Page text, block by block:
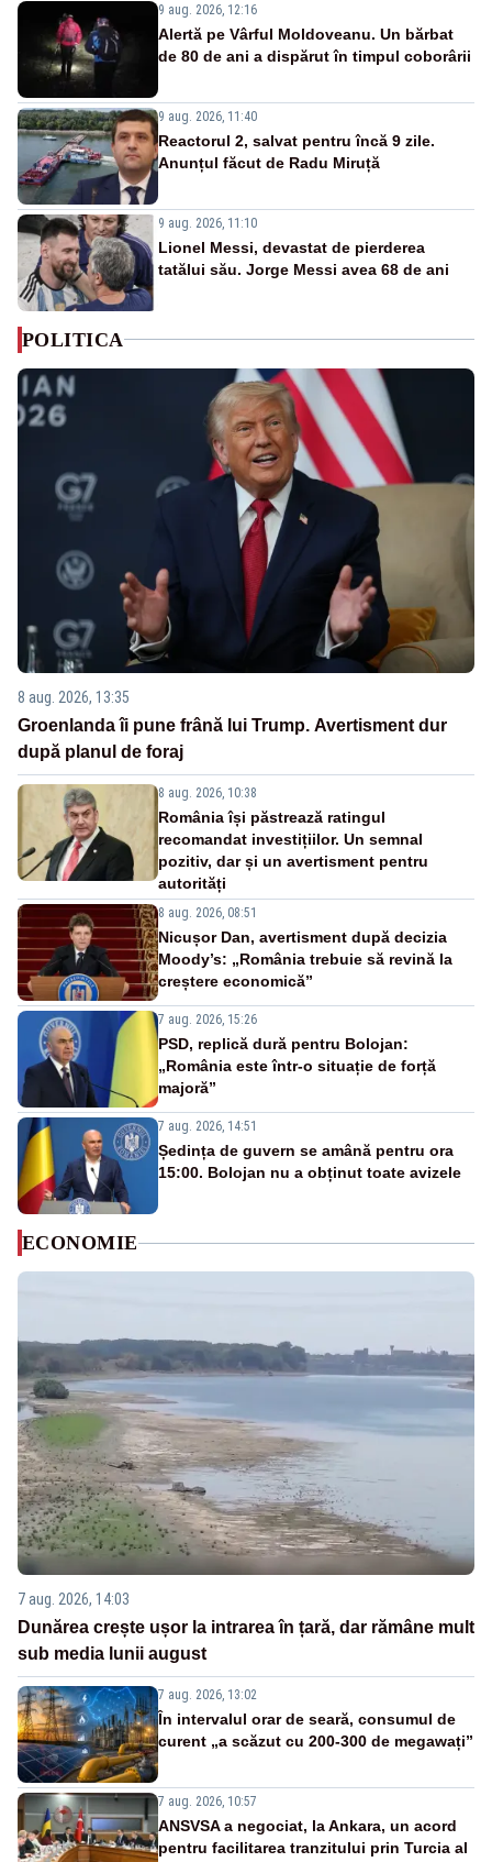
9 aug. 2026, 12:16
Alertă pe Vârful Moldoveanu. Un bărbat
de 80 de ani a dispărut în timpul coborârii
9 aug. 2026, 11:40
Reactorul 2, salvat pentru încă 9 zile.
Anunțul făcut de Radu Miruță
9 aug. 2026, 11:10
Lionel Messi, devastat de pierderea
tatălui său. Jorge Messi avea 68 de ani
POLITICA
8 aug. 2026, 13:35
Groenlanda îi pune frână lui Trump. Avertisment dur
după planul de foraj
8 aug. 2026, 10:38
România își păstrează ratingul
recomandat investițiilor. Un semnal
pozitiv, dar și un avertisment pentru
autorități
8 aug. 2026, 08:51
Nicușor Dan, avertisment după decizia
Moody’s: „România trebuie să revină la
creștere economică”
7 aug. 2026, 15:26
PSD, replică dură pentru Bolojan:
„România este într-o situație de forță
majoră”
7 aug. 2026, 14:51
Ședința de guvern se amână pentru ora
15:00. Bolojan nu a obținut toate avizele
ECONOMIE
7 aug. 2026, 14:03
Dunărea crește ușor la intrarea în țară, dar rămâne mult
sub media lunii august
7 aug. 2026, 13:02
În intervalul orar de seară, consumul de
curent „a scăzut cu 200-300 de megawați”
7 aug. 2026, 10:57
ANSVSA a negociat, la Ankara, un acord
pentru facilitarea tranzitului prin Turcia al